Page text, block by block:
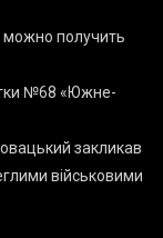
получить
№68 «Южне-
закликав
військовими